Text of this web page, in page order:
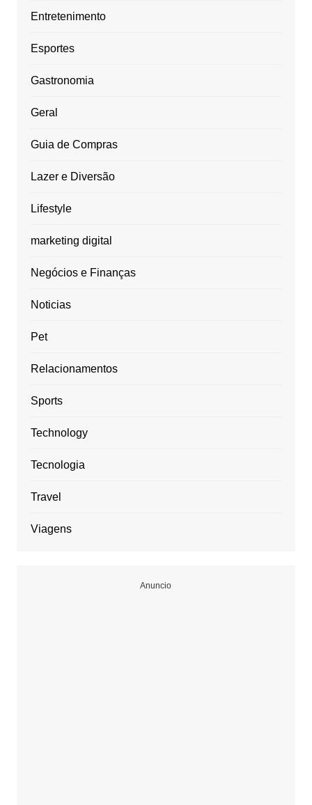
Entretenimento
Esportes
Gastronomia
Geral
Guia de Compras
Lazer e Diversão
Lifestyle
marketing digital
Negócios e Finanças
Noticias
Pet
Relacionamentos
Sports
Technology
Tecnologia
Travel
Viagens
Anuncio